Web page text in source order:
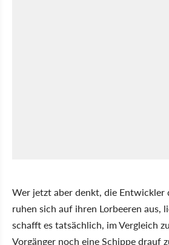
Wer jetzt aber denkt, die Entwickler
ruhen sich auf ihren Lorbeeren aus,
schafft es tatsächlich, im Vergleich
Vorgänger noch eine Schippe drauf